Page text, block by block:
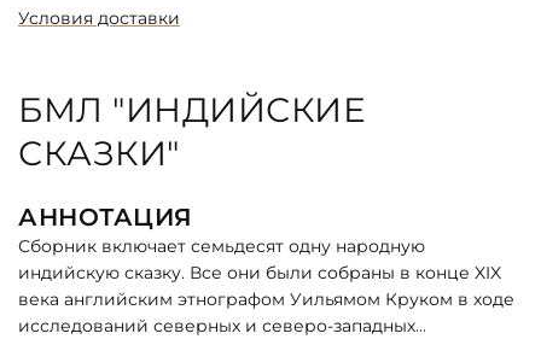
Условия доставки
БМЛ "ИНДИЙСКИЕ
СКАЗКИ"
АННОТАЦИЯ
Сборник включает семьдесят одну народную
индийскую сказку. Все они были собраны в конце XIX
века английским этнографом Уильямом Круком в ходе
исследований северных и северо-западных